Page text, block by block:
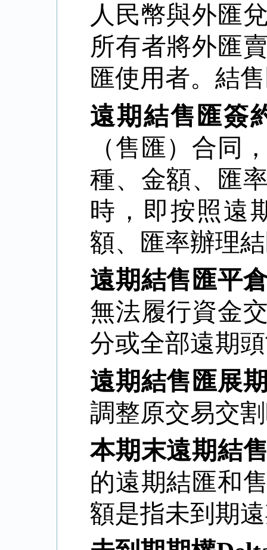
人民幣與外匯
所有者將外匯
匯使用者。結
遠期結售匯簽
（售匯）合同
種、金額、匯
時，即按照遠
額、匯率辦理
遠期結售匯平
無法履行資金
分或全部遠期
遠期結售匯展
調整原交易交
本期末遠期結
的遠期結匯和
額是指未到期